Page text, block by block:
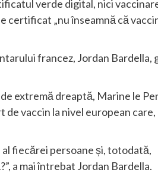
verde digital, nici
certificat „nu înseamnă că
francez, Jordan Bardella,
extremă dreaptă, Marine le
vaccin la nivel european
fiecărei persoane și, totodată,
a mai întrebat Jordan Bardella.